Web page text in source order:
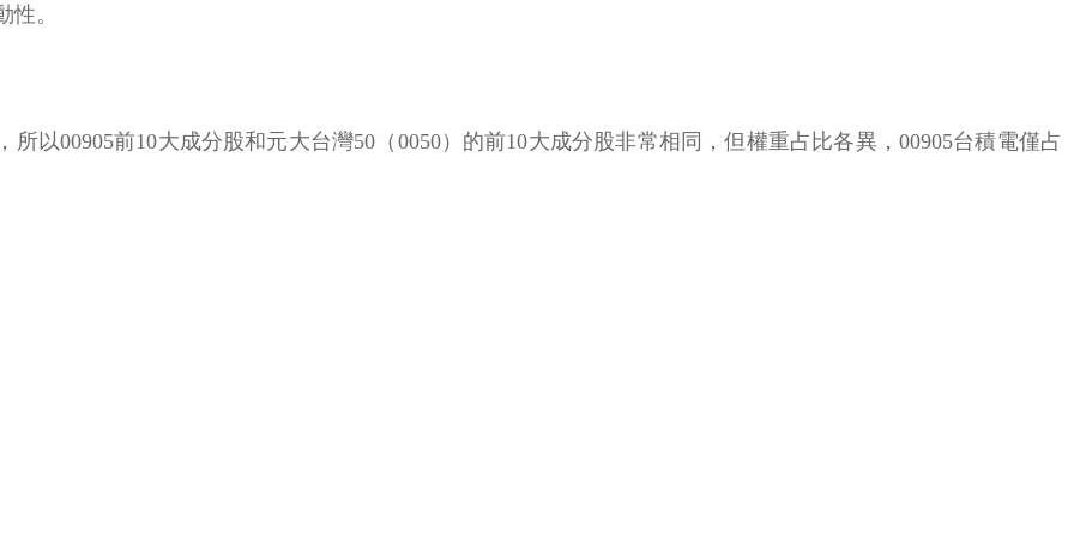
。
以00905前10大成分股和元大台灣50（0050）的前10大成分股非常相同，但權重占比各異，00905台積電僅占